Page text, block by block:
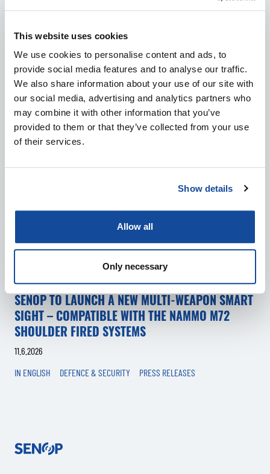
This website uses cookies
We use cookies to personalise content and ads, to
provide social media features and to analyse our traffic.
We also share information about your use of our site with
our social media, advertising and analytics partners who
may combine it with other information that you’ve
provided to them or that they’ve collected from your use
of their services.
Show details
Allow all
Only necessary
MEET SENOP AT EVENTS: DALO INDUSTRY DAYS
2026
4.8.2026
IN ENGLISH
DEFENCE & SECURITY EVENTS
SENOP TO LAUNCH A NEW MULTI-WEAPON SMART
SIGHT – COMPATIBLE WITH THE NAMMO M72
SHOULDER FIRED SYSTEMS
11.6.2026
IN ENGLISH
DEFENCE & SECURITY PRESS RELEASES